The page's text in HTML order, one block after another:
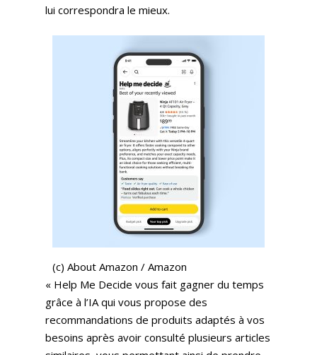
lui correspondra le mieux.
(c) About Amazon / Amazon
« Help Me Decide vous fait gagner du temps
grâce à l’IA qui vous propose des
recommandations de produits adaptés à vos
besoins après avoir consulté plusieurs articles